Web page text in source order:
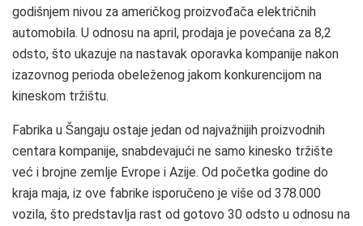
godišnjem nivou za američkog proizvođača električnih
automobila. U odnosu na april, prodaja je povećana za 8,2
odsto, što ukazuje na nastavak oporavka kompanije nakon
izazovnog perioda obeleženog jakom konkurencijom na
kineskom tržištu.
Fabrika u Šangaju ostaje jedan od najvažnijih proizvodnih
centara kompanije, snabdevajući ne samo kinesko tržište
već i brojne zemlje Evrope i Azije. Od početka godine do
kraja maja, iz ove fabrike isporučeno je više od 378.000
vozila, što predstavlja rast od gotovo 30 odsto u odnosu na